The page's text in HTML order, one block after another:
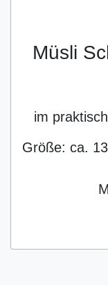
Müsli
im
Größe: ca.